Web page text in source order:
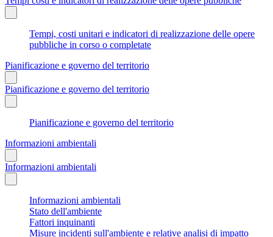
Tempi, costi unitari e indicatori di realizzazione delle opere
pubbliche in corso o completate
Pianificazione e governo del territorio
Pianificazione e governo del territorio
Pianificazione e governo del territorio
Informazioni ambientali
Informazioni ambientali
Informazioni ambientali
Stato dell'ambiente
Fattori inquinanti
Misure incidenti sull'ambiente e relative analisi di impatto